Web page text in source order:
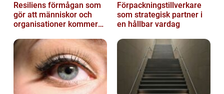
Resiliens förmågan som
gör att människor och
organisationer kommer
Förpackningstillverkare
som strategisk partner i
en hållbar vardag